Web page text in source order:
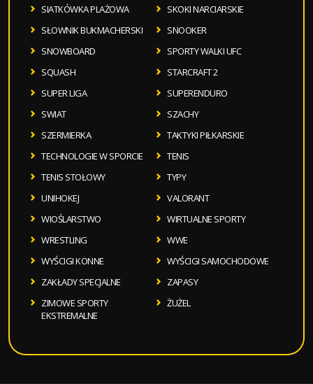
SIATKÓWKA PLAŻOWA
SKOKI NARCIARSKIE
SŁOWNIK BUKMACHERSKI
SNOOKER
SNOWBOARD
SPORTY WALKI UFC
SQUASH
STARCRAFT 2
SUPER LIGA
SUPERENDURO
SWIAT
SZACHY
SZERMIERKA
TAKTYKI PIŁKARSKIE
TECHNOLOGIE W SPORCIE
TENIS
TENIS STOŁOWY
TYPY
UNIHOKEJ
VALORANT
WIOŚLARSTWO
WIRTUALNE SPORTY
WRESTLING
WWE
WYŚCIGI KONNE
WYŚCIGI SAMOCHODOWE
ZAKŁADY SPECJALNE
ZAPASY
ZIMOWE SPORTY
EKSTREMALNE
ŻUŻEL